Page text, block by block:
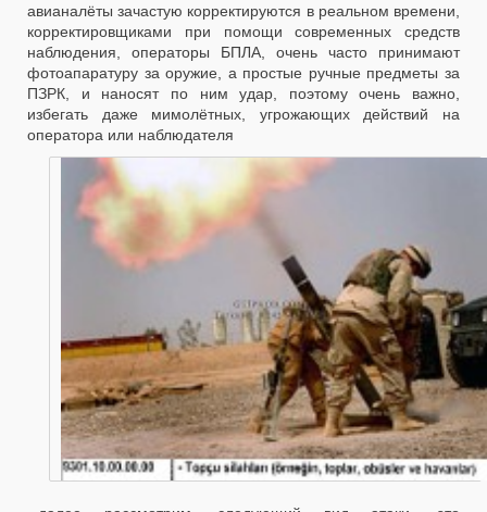
авианалёты зачастую корректируются в реальном времени,
корректировщиками при помощи современных средств
наблюдения, операторы БПЛА, очень часто принимают
фотоапаратуру за оружие, а простые ручные предметы за
ПЗРК, и наносят по ним удар, поэтому очень важно,
избегать даже мимолётных, угрожающих действий на
оператора или наблюдателя